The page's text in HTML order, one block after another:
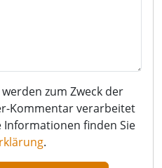
zum Zweck der
Kommentar verarbeitet
finden Sie
.